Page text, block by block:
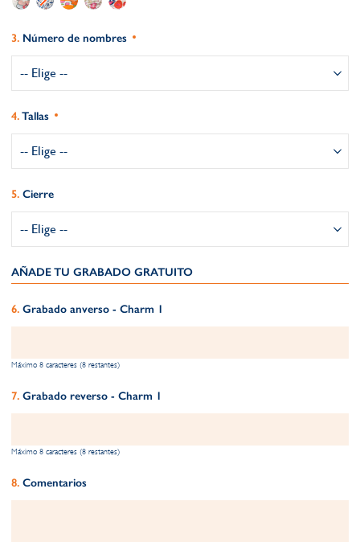
Número de nombres
Tallas
Cierre
AÑADE TU GRABADO GRATUITO​
Grabado anverso - Charm 1
Máximo 8 caracteres (8 restantes)
Grabado reverso - Charm 1
Máximo 8 caracteres (8 restantes)
Comentarios